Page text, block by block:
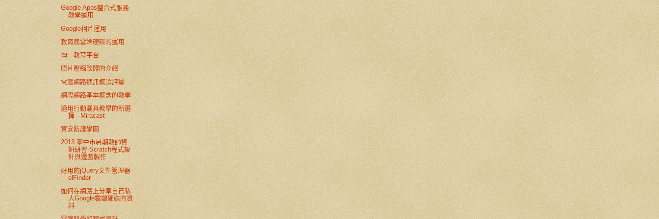
Google Apps整合式服務
教學運用
Google相片運用
教育局雲端硬碟的運用
均一教育平台
照片壓縮軟體的介紹
電腦網路通訊概論評量
網際網路基本概念的教學
適用行動載具教學的新選
擇 - Miracast
資安防護學園
2013 臺中市暑期教師資
訊研習-Scratch程式設
計與遊戲製作
好用的jQuery文件管理器-
elFinder
如何在網路上分享自己私
人Google雲端硬碟的資
料